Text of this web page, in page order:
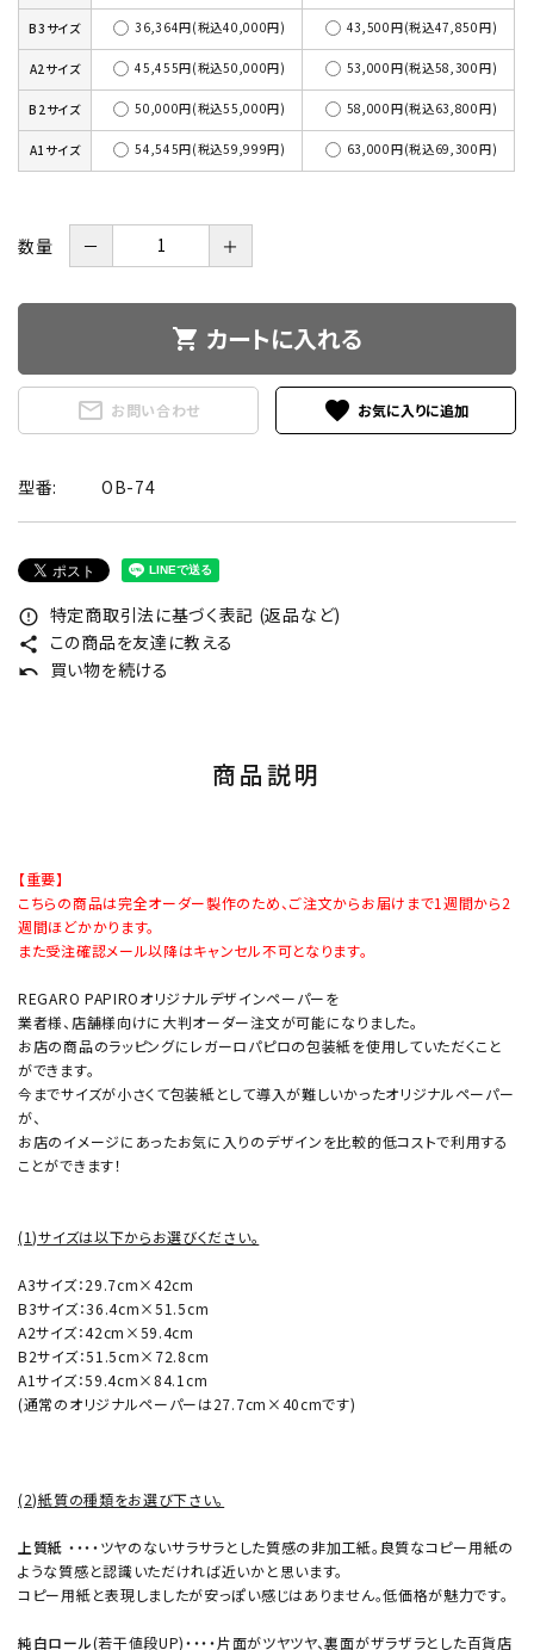
B3サイズ 36,364円(税込40,000円) 43,500円(税込47,850円)
A2サイズ 45,455円(税込50,000円) 53,000円(税込58,300円)
B2サイズ 50,000円(税込55,000円) 58,000円(税込63,800円)
A1サイズ 54,545円(税込59,999円) 63,000円(税込69,300円)
数量 － ＋
shopping_cart カートに入れる
mail_outline お問い合わせ favorite
型番: OB-74
error_outline 特定商取引法に基づく表記 (返品など)
share この商品を友達に教える
undo 買い物を続ける
商品説明
【重要】
こちらの商品は完全オーダー製作のため、ご注文からお届けまで1週間から2
週間ほどかかります。
また受注確認メール以降はキャンセル不可となります。
REGARO PAPIROオリジナルデザインペーパーを
業者様、店舗様向けに大判オーダー注文が可能になりました。
お店の商品のラッピングにレガーロパピロの包装紙を使用していただくこと
ができます。
今までサイズが小さくて包装紙として導入が難しいかったオリジナルペーパー
が、
お店のイメージにあったお気に入りのデザインを比較的低コストで利用する
ことができます！
(1)サイズは以下からお選びください。
A3サイズ：29.7cm×42cm
B3サイズ：36.4cm×51.5cm
A2サイズ：42cm×59.4cm
B2サイズ：51.5cm×72.8cm
A1サイズ：59.4cm×84.1cm
(通常のオリジナルペーパーは27.7cm×40cmです)
(2)紙質の種類をお選び下さい。
上質紙 ・・・・ツヤのないサラサラとした質感の非加工紙。良質なコピー用紙の
ような質感と認識いただければ近いかと思います。
コピー用紙と表現しましたが安っぽい感じはありません。低価格が魅力です。
純白ロール(若干値段UP)・・・・片面がツヤツヤ、裏面がザラザラとした百貨店